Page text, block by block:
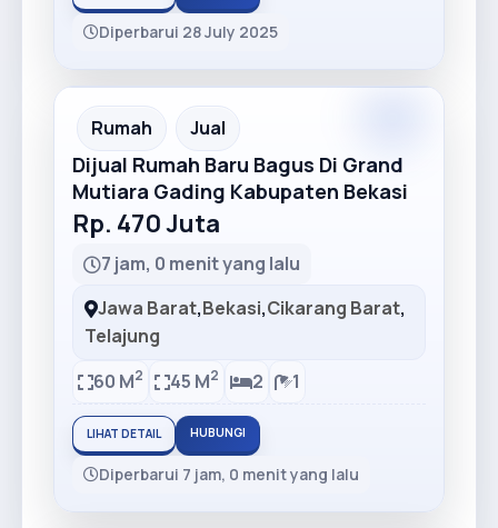
Diperbarui 28 July 2025
Recommended
Rumah Jual
Dijual Rumah Baru Bagus Di Grand
Mutiara Gading Kabupaten Bekasi
Rp. 470 Juta
7 jam, 0 menit yang lalu
Jawa Barat,Bekasi,Cikarang Barat,
Telajung
60 M2 45 M2 2 1
LIHAT DETAIL HUBUNGI
Diperbarui 7 jam, 0 menit yang lalu